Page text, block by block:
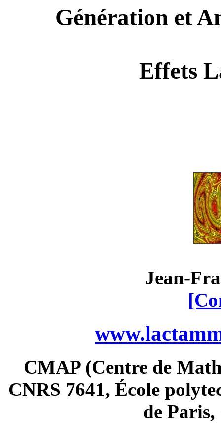
Génération et
Effets
Jean-
CMAP (Centre de
CNRS 7641, École
de